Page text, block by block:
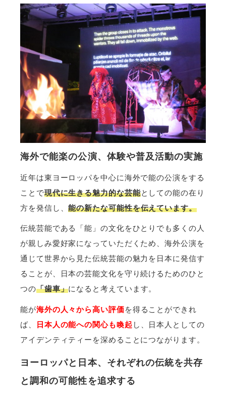
海外で能楽の公演、体験や普及活動の実施
近年は東ヨーロッパを中心に海外で能の公演をする
ことで現代に生きる魅力的な芸能としての能の在り
方を発信し、能の新たな可能性を伝えています。
伝統芸能である「能」の文化をひとりでも多くの人
が親しみ愛好家になっていただくため、海外公演を
通じて世界から見た伝統芸能の魅力を日本に発信す
ることが、日本の芸能文化を守り続けるためのひと
つの「歯車」になると考えています。
能が海外の人々から高い評価を得ることができれ
ば、
日本人の能への関心も喚起 し、日本人としての
アイデンティティーを深めることにつながります。
ヨーロッパと日本、それぞれの伝統を共存
と調和の可能性を追求する